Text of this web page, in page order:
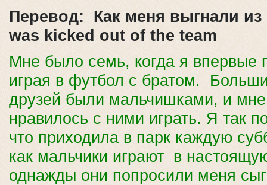
Перевод: Как меня выгнали
was kicked out of the team
Мне было семь, когда я впервые
играя в футбол с братом.
друзей были мальчишками, и мне
нравилось с ними играть. Я так
что приходила в парк каждую
как мальчики играют в
однажды они попросили меня